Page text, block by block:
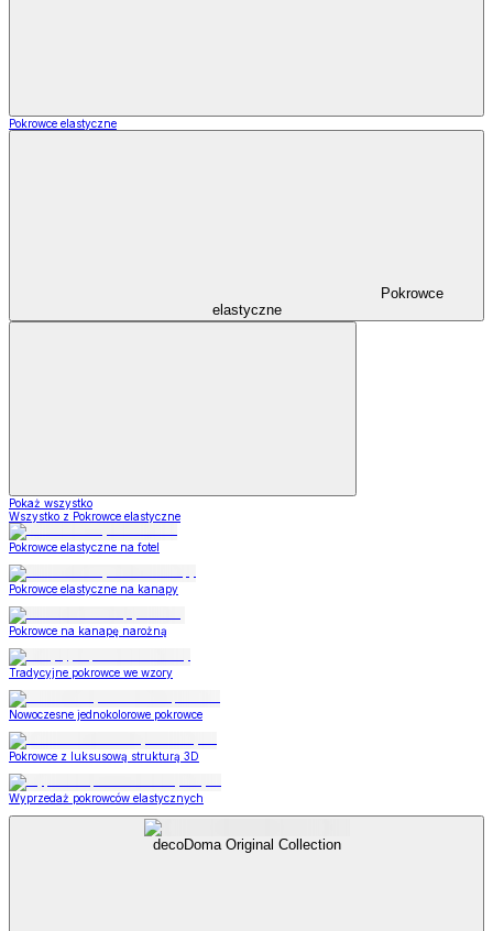
Pokrowce elastyczne
Pokrowce
elastyczne
Pokaż wszystko
Wszystko z Pokrowce elastyczne
Pokrowce elastyczne na fotel
Pokrowce elastyczne na kanapy
Pokrowce na kanapę narożną
Tradycyjne pokrowce we wzory
Nowoczesne jednokolorowe pokrowce
Pokrowce z luksusową strukturą 3D
Wyprzedaż pokrowców elastycznych
decoDoma Original Collection